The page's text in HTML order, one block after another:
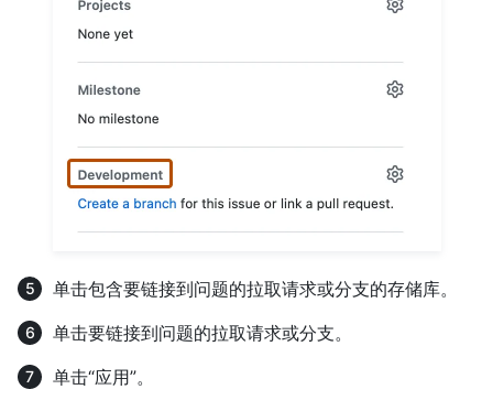
单击包含要链接到问题的拉取请求或分支的存储库。
单击要链接到问题的拉取请求或分支。
单击“应用”。